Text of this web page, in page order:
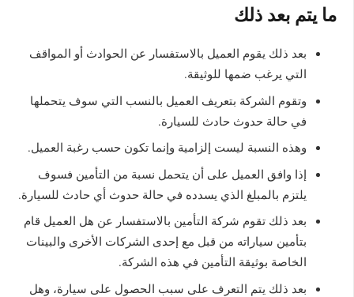
ما يتم بعد ذلك
بعد ذلك يقوم العميل بالاستفسار عن الحوادث أو المواقف
التي يرغب ضمها للوثيقة.
وتقوم الشركة بتعريف العميل بالنسب التي سوف يتحملها
في حالة حدوث حادث للسيارة.
وهذه النسبة ليست إلزامية وإنما تكون حسب رغبة العميل.
إذا وافق العميل على أن يتحمل نسبة من التأمين فسوف
يلتزم بالمبلغ الذي يسدده في حالة حدوث أي حادث للسيارة.
بعد ذلك تقوم شركة التأمين بالاستفسار عن هل العميل قام
بتأمين سياراته من قبل مع إحدى الشركات الأخرى والبينات
الخاصة بوثيقة التأمين في هذه الشركة.
بعد ذلك يتم التعرف على سبب الحصول على سيارة، وهل